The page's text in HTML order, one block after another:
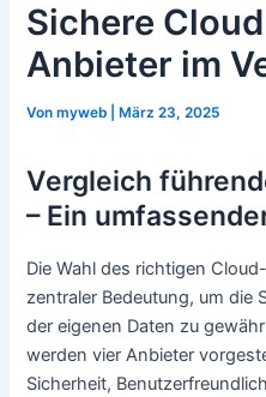
Sichere
Anbieter im
Vonmyweb März 23, 2025
Vergleich
– Ein
Die Wahl des richtigen
zentraler Bedeutung, um die
der eigenen Daten zu
werden vier Anbieter
Sicherheit,